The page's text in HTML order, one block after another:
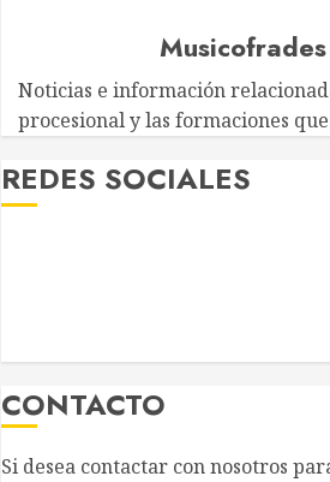
Musicofrades
Noticias e información
procesional y las formaciones
REDES SOCIALES
CONTACTO
Si desea contactar con nosotros